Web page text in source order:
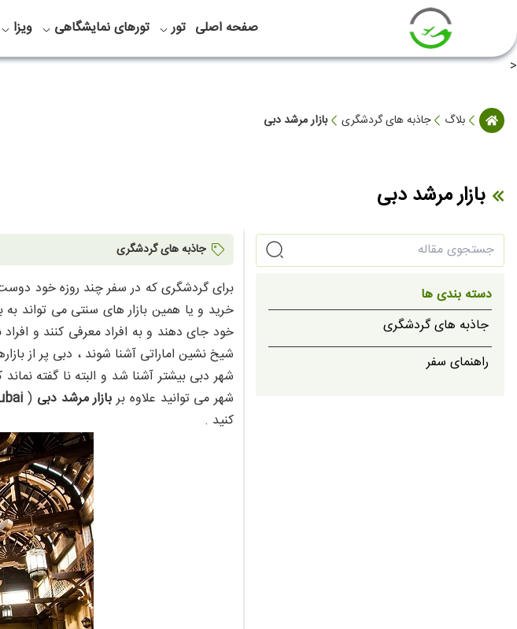
صفحه اصلی تور تورهای نمایشگاهی ویزا
<
بلاگ جاذبه های گردشگری بازار مرشد دبی
بازار مرشد دبی
دسته بندی ها
جاذبه های گردشگری
راهنمای سفر
جاذبه های گردشگری
برای گردشگری که در سفر چند روزه خود
خرید و یا همین بازار های سنتی می تواند به
خود جای دهند و به افراد معرفی کنند و
شیخ نشین اماراتی آشنا شوند ، دبی پر از
شهر دبی بیشتر آشنا شد و البته نا گفته
شهر می توانید علاوه بربازار مرشد دبی (
کنید .